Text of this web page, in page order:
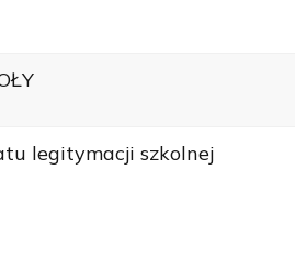
legitymacji szkolnej